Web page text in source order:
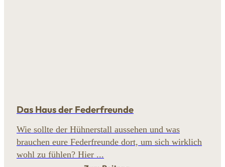
Das Haus der Federfreunde
Wie sollte der Hühnerstall aussehen und was
brauchen eure Federfreunde dort, um sich wirklich
wohl zu fühlen? Hier ...